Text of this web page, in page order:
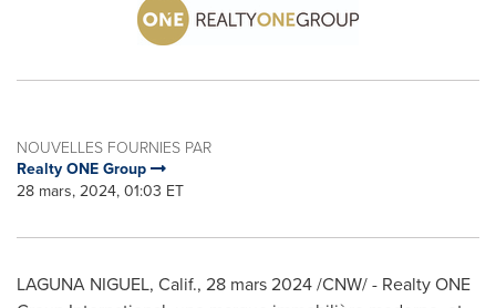
NOUVELLES FOURNIES PAR
Realty ONE Group
28 mars, 2024, 01:03 ET
LAGUNA NIGUEL, Calif., 28 mars 2024/CNW/ - Realty ONE